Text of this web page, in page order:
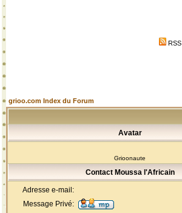
RSS
grioo.com Index du Forum
Avatar
Grioonaute
Contact Moussa l'Africain
Adresse e-mail:
Message Privé: